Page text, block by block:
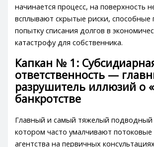
начинается процесс, на поверхность
всплывают скрытые риски, способные
попытку списания долгов в
катастрофу для собственника.
Капкан № 1:
ответственность —
разрушитель иллюзий о
банкротстве
Главный и самый тяжелый подводный
котором часто умалчивают
агентства на первичных